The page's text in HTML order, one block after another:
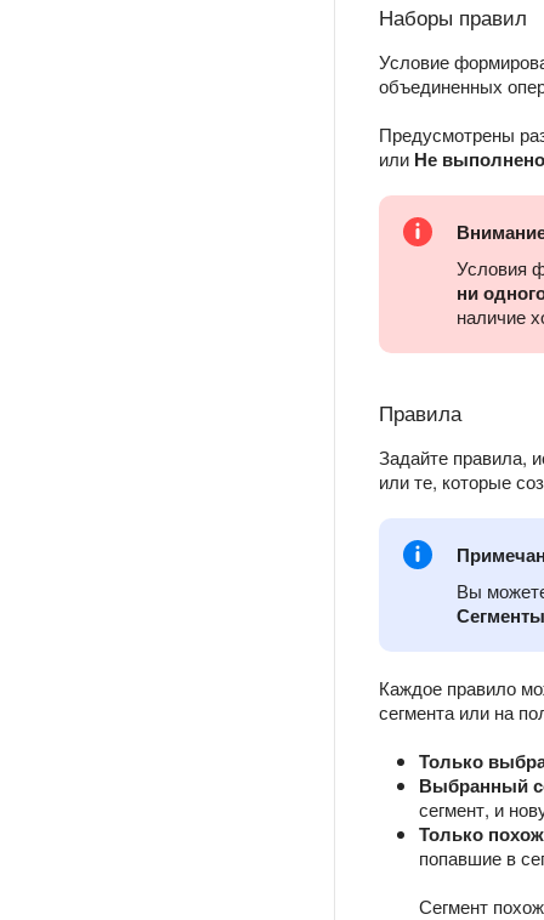
Наборы правил
Условие
объединенных
Предусмотрены
или Не
Условия
ни
наличие
Правила
Задайте правила,
или те, которые
Вы
Каждое правило
сегмента или на
Только
Выбранный
сегмент, и
Только
попавшие в
Сегмент